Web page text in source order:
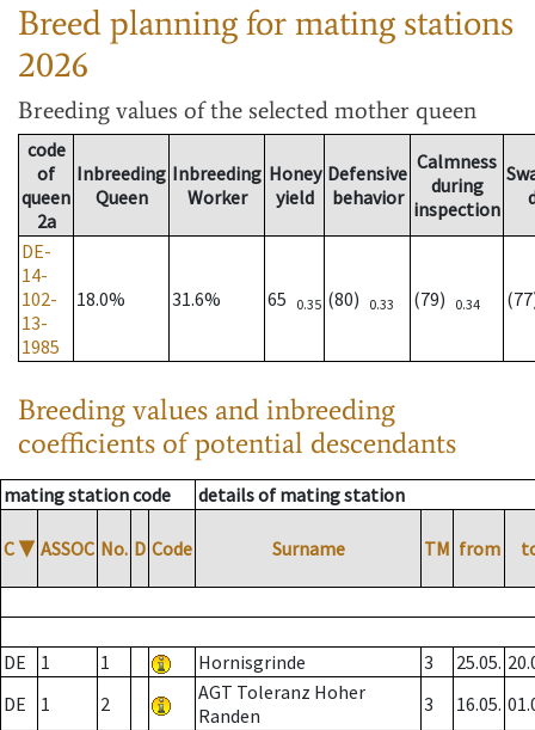
Breed planning for mating stations
2026
Breeding values of the selected mother queen
code
of
queen
2a
Inbreeding
Queen
Inbreeding
Worker
Honey
yield
Defensive
behavior
Calmness
during
inspection
DE-
14-
102-
13-
1985
18.0% 31.6% 65 0.35 (80) 0.33 (79) 0.34
Breeding values and inbreeding
coefficients of potential descendants
mating station code details of mating station
C ▼ ASSOC No. D Code Surname TM from
DE 1 1 Hornisgrinde 3 25.05.
DE
1 2
AGT Toleranz Hoher
Randen
3 16.05.